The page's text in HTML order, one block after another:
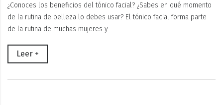
¿Conoces los beneficios del tónico facial? ¿Sabes en qué momento
de la rutina de belleza lo debes usar? El tónico facial forma parte
de la rutina de muchas mujeres y
Leer +